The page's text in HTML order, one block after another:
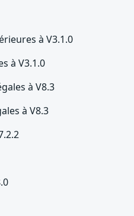
à V3.1.0
à V3.1.0
à V8.3
à V8.3